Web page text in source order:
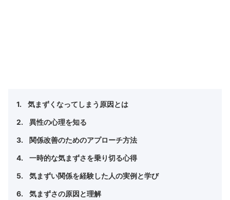
気まずくなってしまう原因とは
異性の心理を知る
関係改善のためのアプローチ方法
一時的な気まずさを乗り切る心得
気まずい関係を経験した人の実例と学び
気まずさの原因と理解